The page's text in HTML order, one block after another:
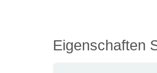
Eigenschaften